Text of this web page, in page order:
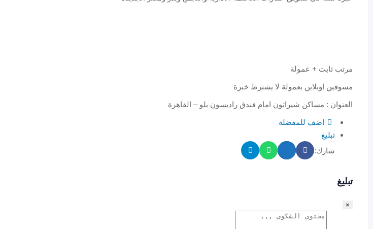
مرتب ثابت + عمولة
مسوقين اونلاين بعمولة لا يشترط خبرة
العنوان : مساكن شيراتون امام فندق راديسون بلو – القاهرة
اضف للمفضلة
تبليغ
شارك:
تبليغ
×